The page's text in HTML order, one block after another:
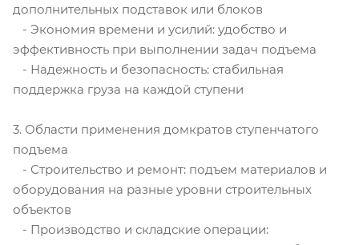
дополнительных подставок или блоков
- Экономия времени и усилий: удобство и
эффективность при выполнении задач подъема
- Надежность и безопасность: стабильная
поддержка груза на каждой ступени
3. Области применения домкратов ступенчатого
подъема
- Строительство и ремонт: подъем материалов и
оборудования на разные уровни строительных
объектов
- Производство и складские операции: